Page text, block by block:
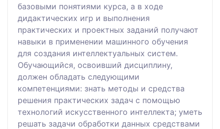
базовыми понятиями курса, а в ходе
дидактических игр и выполнения
практических и проектных заданий получают
навыки в применении машинного обучения
для создания интеллектуальных систем.
Обучающийся, освоивший дисциплину,
должен обладать следующими
компетенциями: знать методы и средства
решения практических задач с помощью
технологий искусственного интеллекта; уметь
решать задачи обработки данных средствами